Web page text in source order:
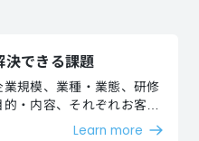
決できる課題
業規模、業種・業態、研修
的・内容、それぞれお客様
が抱える課題を解決いたしま
Learn more